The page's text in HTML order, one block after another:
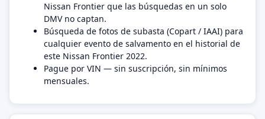
Nissan Frontier que las búsquedas en un solo
DMV no captan.
Búsqueda de fotos de subasta (Copart / IAAI) para
cualquier evento de salvamento en el historial de
este Nissan Frontier 2022.
Pague por VIN — sin suscripción, sin mínimos
mensuales.